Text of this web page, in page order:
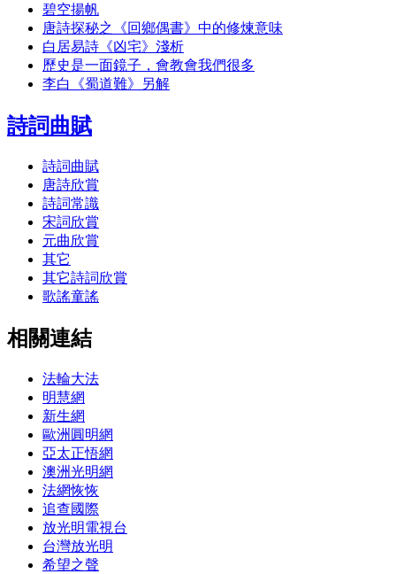
碧空揚帆
唐詩探秘之《回鄉偶書》中的修煉意味
白居易詩《凶宅》淺析
歷史是一面鏡子，會教會我們很多
李白《蜀道難》另解
詩詞曲賦
詩詞曲賦
唐詩欣賞
詩詞常識
宋詞欣賞
元曲欣賞
其它
其它詩詞欣賞
歌謠童謠
相關連結
法輪大法
明慧網
新生網
歐洲圓明網
亞太正悟網
澳洲光明網
法網恢恢
追查國際
放光明電視台
台灣放光明
希望之聲